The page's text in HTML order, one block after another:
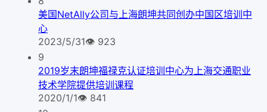
美国NetAlly公司与上海朗坤共同创办中国区培训中
心
2023/5/31👁 923
9
2019岁末朗坤福禄克认证培训中心为上海交通职业
技术学院提供培训课程
2020/1/1👁 841